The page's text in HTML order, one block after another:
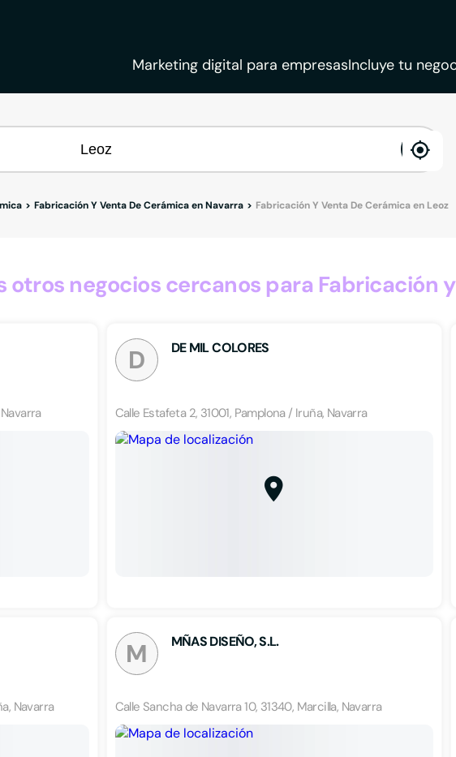
Marketing digital para empresasIncluye tu
Fabricación Y Venta De Cerámica en Navarra Fabricación Y Venta De Cerámica en Leoz
otros negocios cercanos para Fabricación
D DE MIL COLORES
Calle Estafeta 2, 31001, Pamplona / Iruña, Navarra
Navarra
M MÑAS DISEÑO, S.L.
Calle Sancha de Navarra 10, 31340, Marcilla, Navarra